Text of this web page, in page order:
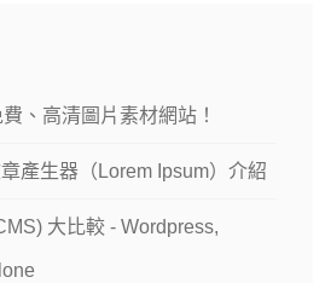
、高清圖片素材網站！
產生器（Lorem Ipsum）介紹
大比較 - Wordpress,